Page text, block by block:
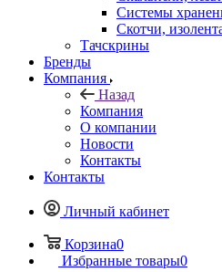
Скотчи,
Тачскрины
Бренды
Компания
Назад
Компания
О компании
Новости
Контакты
Контакты
Избранные товары